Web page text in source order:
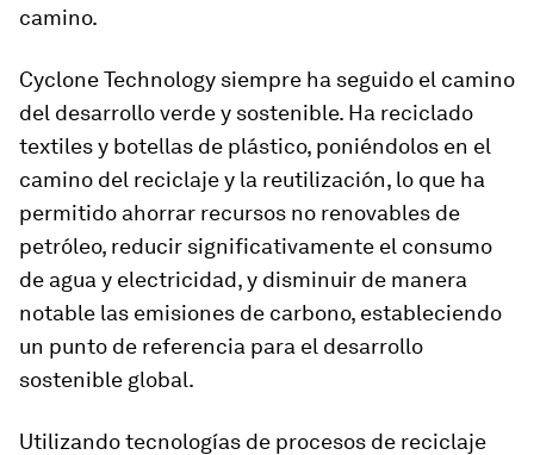
camino.
Cyclone Technology siempre ha seguido el camino
del desarrollo verde y sostenible. Ha reciclado
textiles y botellas de plástico, poniéndolos en el
camino del reciclaje y la reutilización, lo que ha
permitido ahorrar recursos no renovables de
petróleo, reducir significativamente el consumo
de agua y electricidad, y disminuir de manera
notable las emisiones de carbono, estableciendo
un punto de referencia para el desarrollo
sostenible global.
Utilizando tecnologías de procesos de reciclaje